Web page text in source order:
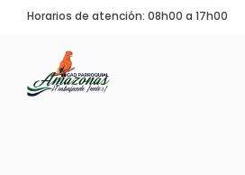
Horarios de atención: 08h00 a 17h00